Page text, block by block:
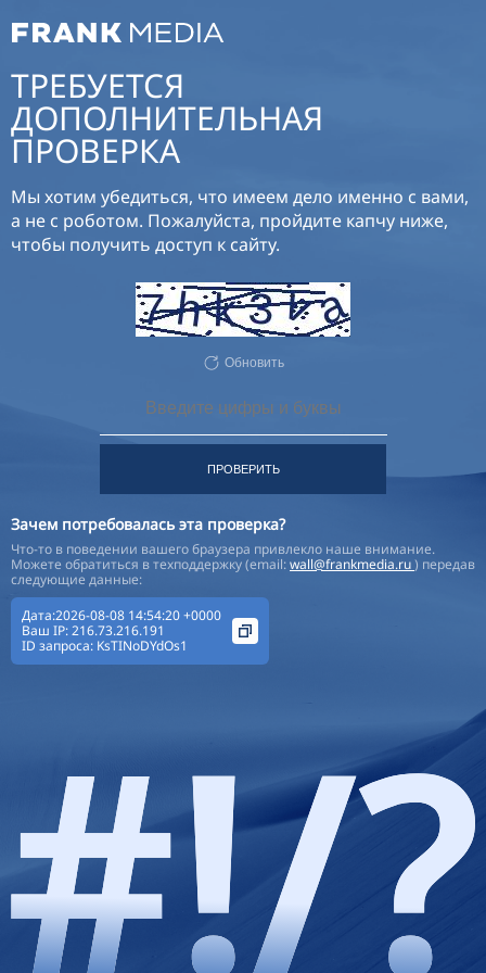
ТРЕБУЕТСЯ
ДОПОЛНИТЕЛЬНАЯ
ПРОВЕРКА
Мы хотим убедиться, что имеем дело именно с вами,
а не с роботом. Пожалуйста, пройдите капчу ниже,
чтобы получить доступ к сайту.
Обновить
ПРОВЕРИТЬ
Зачем потребовалась эта проверка?
Что-то в поведении вашего браузера привлекло наше внимание.
Можете обратиться в техподдержку (email:wall@frankmedia.ru) передав
следующие данные:
Дата:2026-08-08 14:54:20 +0000
Ваш IP:216.73.216.191
ID запроса: KsTINoDYdOs1